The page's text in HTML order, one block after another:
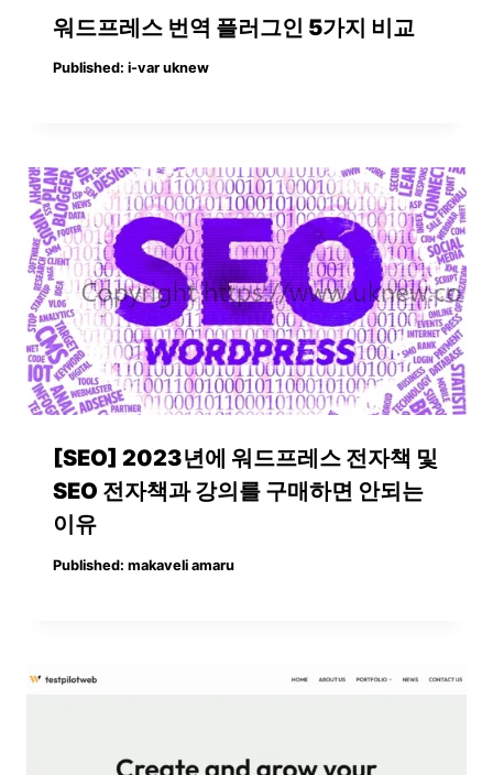
워드프레스 번역 플러그인 5가지 비교
Published: i-var uknew
[SEO] 2023년에 워드프레스 전자책 및
SEO 전자책과 강의를 구매하면 안되는
이유
Published: makaveli amaru